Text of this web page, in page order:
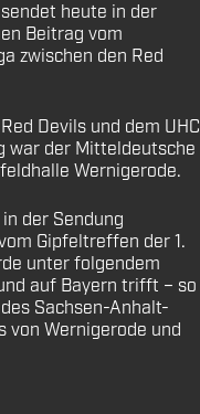
heute in der
Beitrag vom
zwischen den Red
Devils und dem UHC
war der Mitteldeutsche
Wernigerode.
der Sendung
Gipfeltreffen der 1.
unter folgendem
auf Bayern trifft – so
Sachsen-Anhalt-
von Wernigerode und